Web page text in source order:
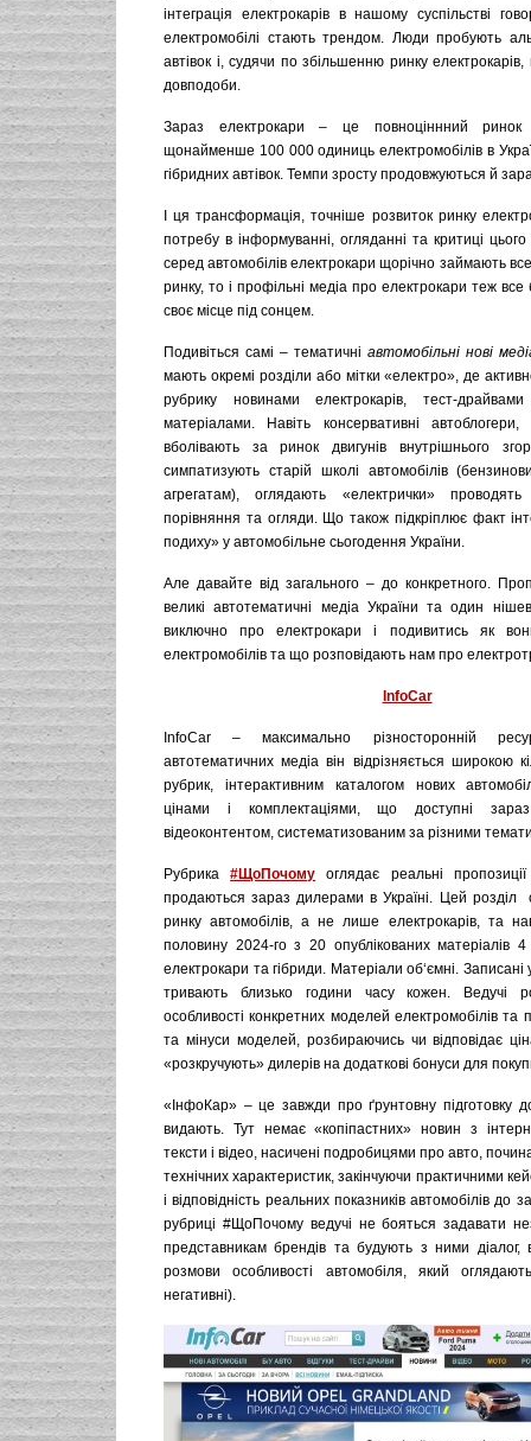
інтеграція електрокарів в нашому суспільстві
електромобілі стають трендом. Люди пробують
автівок і, судячи по збільшенню ринку
довподоби.
Зараз електрокари – це повноціннний
щонайменше 100 000 одиниць електромобілів в
гібридних автівок. Темпи зросту продовжуються й
І ця трансформація, точніше розвиток ринку
потребу в інформуванні, огляданні та критиці
серед автомобілів електрокари щорічно займають
ринку, то і профільні медіа про електрокари теж
своє місце під сонцем.
Подивіться самі – тематичні автомобільні нові
мають окремі розділи або мітки «електро», де
рубрику новинами електрокарів, тест-
матеріалами. Навіть консервативні
вболівають за ринок двигунів внутрішнього
симпатизують старій школі автомобілів
агрегатам), оглядають «електрички»
порівняння та огляди. Що також підкріплює факт
подиху» у автомобільне сьогодення України.
Але давайте від загального – до конкретного.
великі автотематичні медіа України та один
виключно про електрокари і подивитись як
електромобілів та що розповідають нам про
InfoCar
InfoCar – максимально різносторонній
автотематичних медіа він відрізняється широкою
рубрик, інтерактивним каталогом нових
цінами і комплектаціями, що доступні
відеоконтентом, систематизованим за різними
Рубрика#ЩоПочому оглядає реальні
продаються зараз дилерами в Україні. Цей розділ
ринку автомобілів, а не лише електрокарів, та
половину 2024-го з 20 опублікованих матеріалів
електрокари та гібриди. Матеріали об‘ємні. Записані
тривають близько години часу кожен. Ведучі
особливості конкретних моделей електромобілів та
та мінуси моделей, розбираючись чи відповідає
«розкручують» дилерів на додаткові бонуси для
«ІнфоКар» – це завжди про ґрунтовну підготовку
видають. Тут немає «копіпастних» новин з
тексти і відео, насичені подробицями про авто,
технічних характеристик, закінчуючи практичними
і відповідність реальних показників автомобілів до
рубриці #ЩоПочому ведучі не бояться задавати
представникам брендів та будують з ними діалог,
розмови особливості автомобіля, який
негативні).